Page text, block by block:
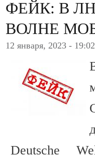
ФЕЙК: В
ВОЛНЕ
12 января, 2023 - 19:02
Deutsche